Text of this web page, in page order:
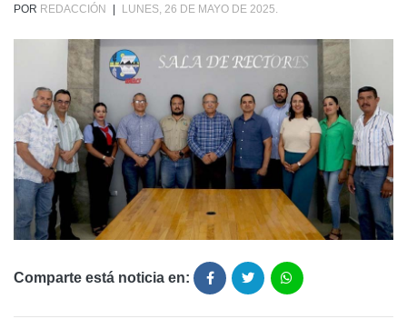
POR REDACCIÓN LUNES, 26 DE MAYO DE 2025.
Comparte está noticia en: